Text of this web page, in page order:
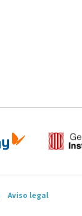
Aviso legal